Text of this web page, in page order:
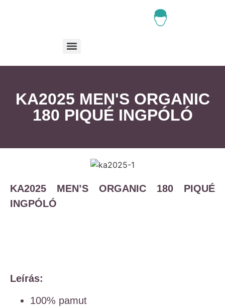
KA2025 MEN'S ORGANIC
180 PIQUÉ INGPÓLÓ
KA2025 MEN’S ORGANIC 180 PIQUÉ
INGPÓLÓ
Leírás:
100% pamut